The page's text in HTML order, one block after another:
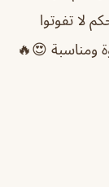
لا تفوتوا
ومناسبة 😍🔥